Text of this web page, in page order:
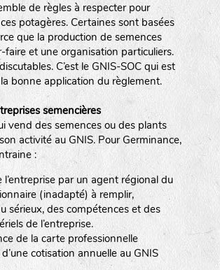
(JEV)
(LBAG)
www.laboiteagraines.com
www.aubepin.fr
(LBG)
de règles à respecter pour
potagères. Certaines sont basées
que la production de semences
faire et une organisation particuliers.
C’est le GNIS-SOC qui est
bonne application du règlement.
semencières
vend des semences ou des plants
activité au GNIS. Pour Germinance,
:
l’entreprise par un agent régional du
(inadapté) à remplir,
sérieux, des compétences et des
de l’entreprise.
de la carte professionnelle
cotisation annuelle au GNIS